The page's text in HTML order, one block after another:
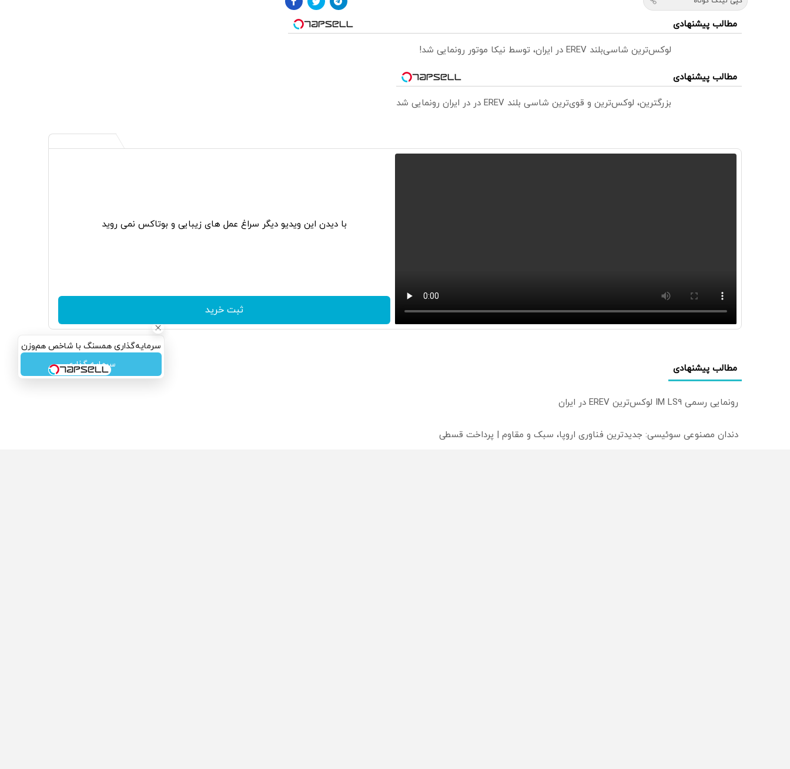
مطالب پیشنهادی
لوکس‌ترین شاسی‌بلند EREV در ایران، توسط نیکا موتور رونمایی شد!
مطالب پیشنهادی
بزرگترین، لوکس‌ترین و قوی‌ترین شاسی بلند EREV در در ایران رونمایی شد
سرمایه‌گذاری همسنگ با شاخص هم‌وزن
سرمایه گذاری
با دیدن این ویدیو دیگر سراغ عمل های زیبایی و بوتاکس نمی روید
ثبت خرید
مطالب پیشنهادی
رونمایی رسمی IM LS9 لوکس‌ترین EREV در ایران
دندان مصنوعی سوئیسی: جدیدترین فناوری اروپا، سبک و مقاوم | پرداخت قسطی